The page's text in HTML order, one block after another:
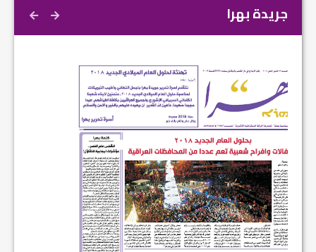
جريدة بهرا